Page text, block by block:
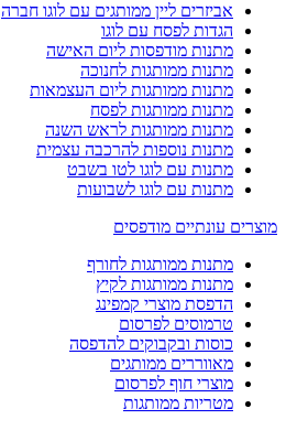
אביזרים ליין ממותגים עם לוגו חברה
הגדות לפסח עם לוגו
מתנות מודפסות ליום האישה
מתנות ממותגות לחנוכה
מתנות ממותגות ליום העצמאות
מתנות ממותגות לפסח
מתנות ממותגות לראש השנה
מתנות נוספות להרכבה עצמית
מתנות עם לוגו לטו בשבט
מתנות עם לוגו לשבועות
מוצרים עונתיים מודפסים
מתנות ממותגות לחורף
מתנות ממותגות לקיץ
הדפסת מוצרי קמפינג
טרמוסים לפרסום
כוסות ובקבוקים להדפסה
מאווררים ממותגים
מוצרי חוף לפרסום
מטריות ממותגות